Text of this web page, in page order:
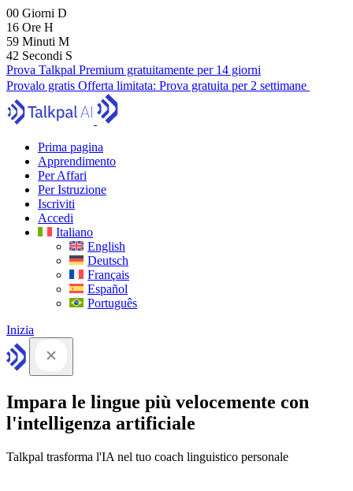
00 Giorni D
16 Ore H
59 Minuti M
41 Secondi S
Prova Talkpal Premium gratuitamente per 14 giorni
Provalo gratis Offerta limitata: Prova gratuita per 2 settimane
Prima pagina
Apprendimento
Per Affari
Per Istruzione
Iscriviti
Accedi
Italiano
English
Deutsch
Français
Español
Português
Inizia
Impara le lingue più velocemente con
l'intelligenza artificiale
Talkpal trasforma l'IA nel tuo coach linguistico personale